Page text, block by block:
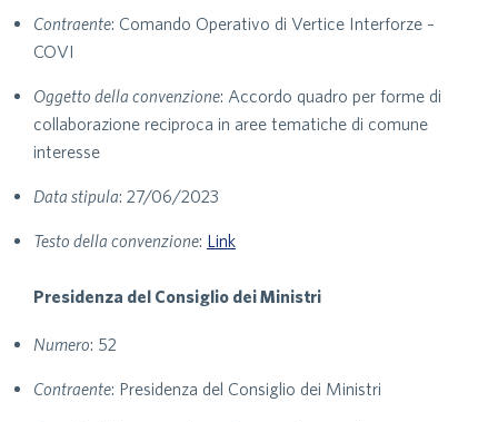
Contraente: Comando Operativo di Vertice Interforze –
COVI
Oggetto della convenzione: Accordo quadro per forme di
collaborazione reciproca in aree tematiche di comune
interesse
Data stipula: 27/06/2023
Testo della convenzione: Link
Presidenza del Consiglio dei Ministri
Numero: 52
Contraente: Presidenza del Consiglio dei Ministri